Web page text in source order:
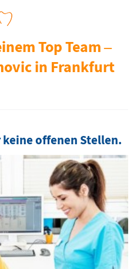
Top Team –
in Frankfurt
offenen Stellen.